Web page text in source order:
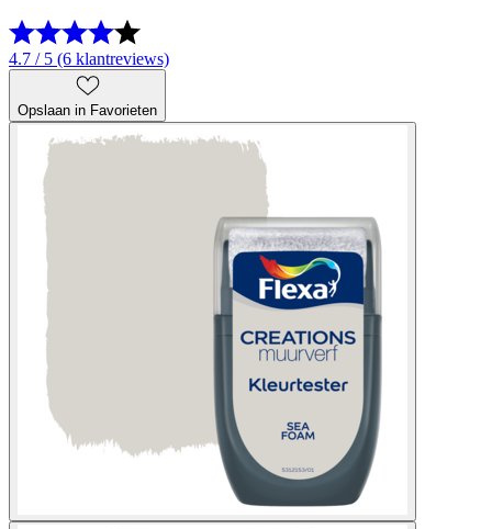
4.7 / 5 (6 klantreviews)
Opslaan in Favorieten